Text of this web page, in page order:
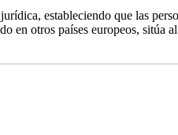
estableciendo que las
en otros países europeos, sitúa